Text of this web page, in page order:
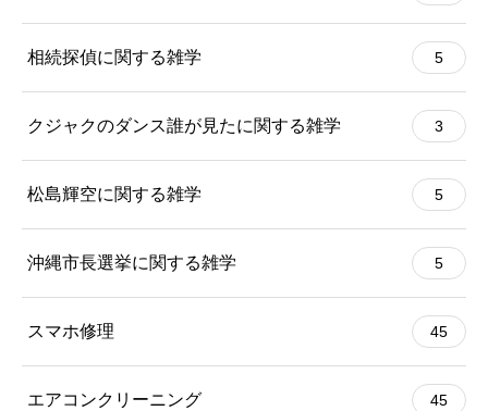
相続探偵に関する雑学 5
クジャクのダンス誰が見たに関する雑学 3
松島輝空に関する雑学 5
沖縄市長選挙に関する雑学 5
スマホ修理 45
エアコンクリーニング 45